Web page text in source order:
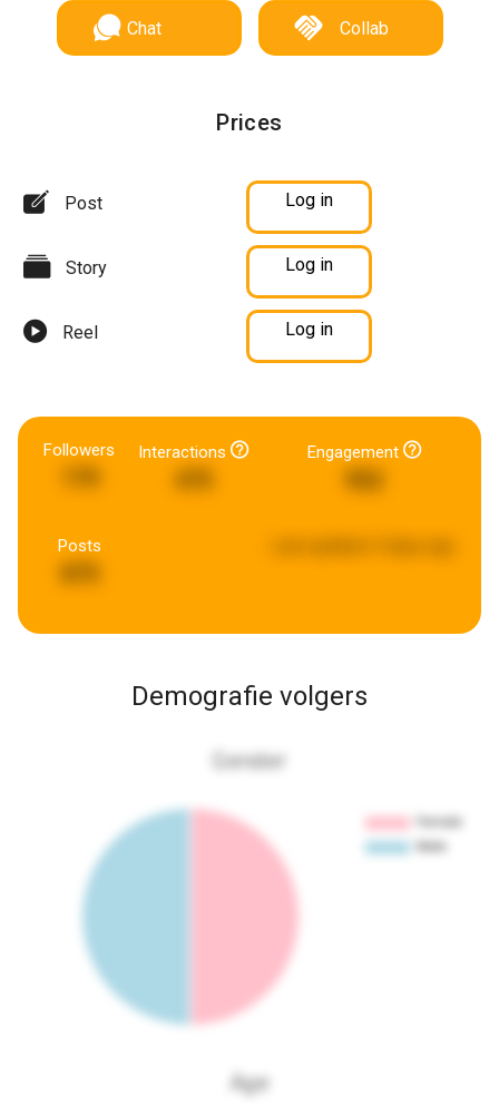
Chat Collab
Prices
Post Log in
Story Log in
Reel Log in
Followers Interactions Engagement
Posts
Demografie volgers
Gender
Age